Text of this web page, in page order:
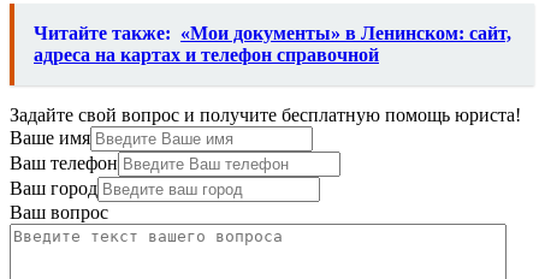
Читайте также: «Мои документы» в Ленинском: сайт,
адреса на картах и телефон справочной
Задайте свой вопрос и получите бесплатную помощь юриста!
Ваше имя
Ваш телефон
Ваш город
Ваш вопрос